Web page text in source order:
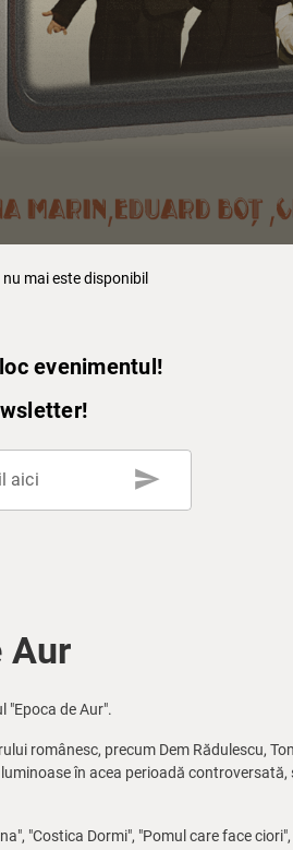
mai este disponibil
evenimentul!
aici send
Aur
"Epoca de Aur".
românesc, precum Dem Rădulescu,
în acea perioadă
"Costica Dormi", "Pomul care face